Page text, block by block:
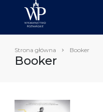
Strona główna Booker
Booker